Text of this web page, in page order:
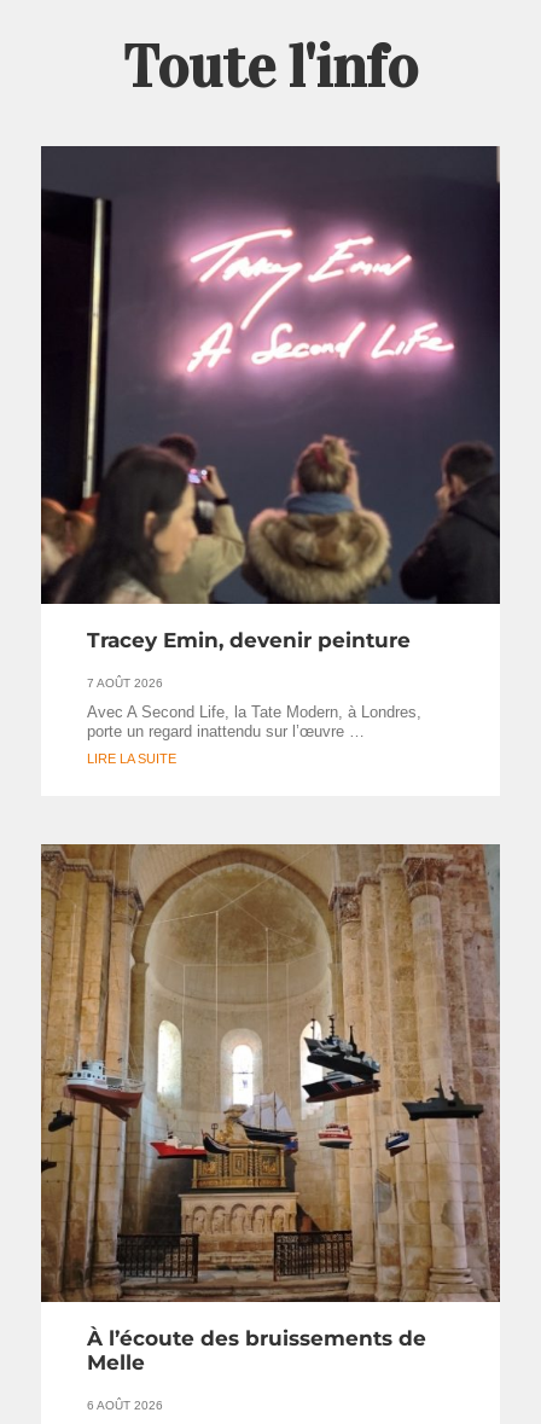
Toute l'info
Tracey Emin, devenir peinture
7 AOÛT 2026
Avec A Second Life, la Tate Modern, à Londres,
porte un regard inattendu sur l’œuvre …
LIRE LA SUITE
À l’écoute des bruissements de
Melle
6 AOÛT 2026